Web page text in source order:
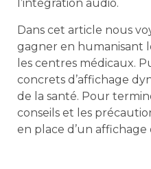
l’intégration audio.
Dans cet article nous
gagner en humanisant
les centres médicaux.
concrets d’affichage
de la santé. Pour
conseils et les
en place d’un affichage